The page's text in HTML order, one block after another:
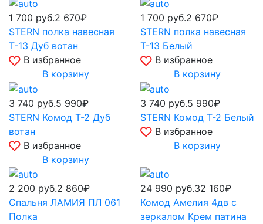
1 700 руб.2 670₽
STERN полка навесная
Т-13 Дуб вотан
В избранное
В корзину
1 700 руб.2 670₽
STERN полка навесная
Т-13 Белый
В избранное
В корзину
3 740 руб.5 990₽
STERN Комод Т-2 Дуб
вотан
В избранное
В корзину
3 740 руб.5 990₽
STERN Комод Т-2 Белый
В избранное
В корзину
2 200 руб.2 860₽
Спальня ЛАМИЯ ПЛ 061
Полка
24 990 руб.32 160₽
Комод Амелия 4дв с
зеркалом Крем патина